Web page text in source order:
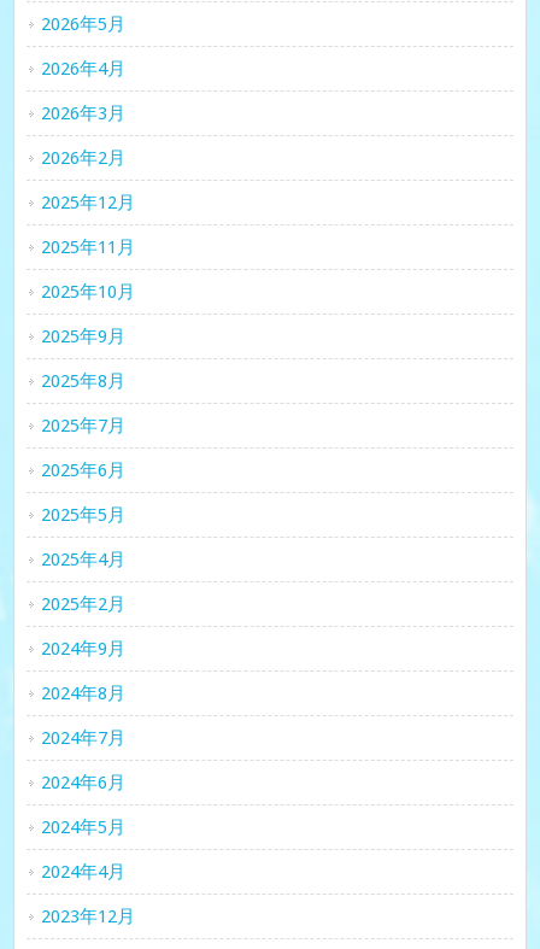
2026年5月
2026年4月
2026年3月
2026年2月
2025年12月
2025年11月
2025年10月
2025年9月
2025年8月
2025年7月
2025年6月
2025年5月
2025年4月
2025年2月
2024年9月
2024年8月
2024年7月
2024年6月
2024年5月
2024年4月
2023年12月